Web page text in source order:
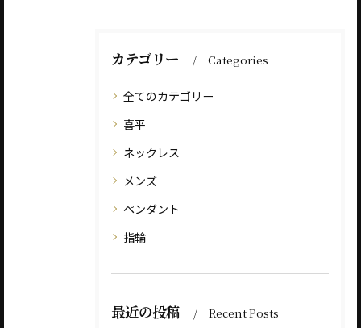
カテゴリー Categories
全てのカテゴリー
喜平
ネックレス
メンズ
ペンダント
指輪
最近の投稿 Recent Posts